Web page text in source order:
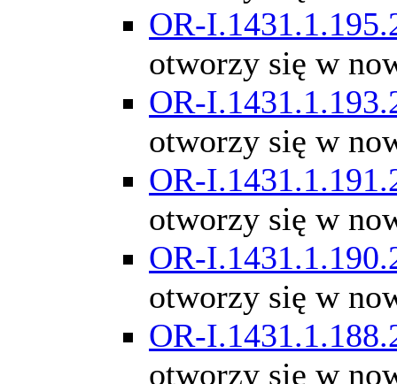
OR-
otworzy się w
OR-
otworzy się w
OR-
otworzy się w
OR-
otworzy się w
OR-
otworzy się w